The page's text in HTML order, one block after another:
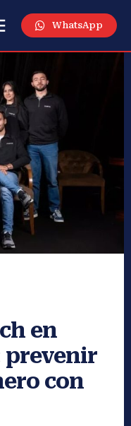
WhatsApp
en
prevenir
con